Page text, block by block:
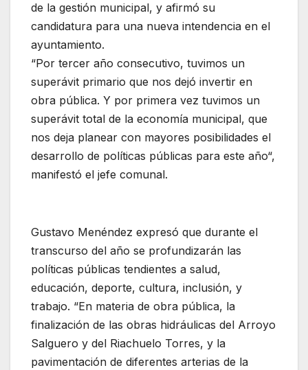
de la gestión municipal, y afirmó su
candidatura para una nueva intendencia en el
ayuntamiento.
“Por tercer año consecutivo, tuvimos un
superávit primario que nos dejó invertir en
obra pública. Y por primera vez tuvimos un
superávit total de la economía municipal, que
nos deja planear con mayores posibilidades el
desarrollo de políticas públicas para este año“,
manifestó el jefe comunal.
Gustavo Menéndez expresó que durante el
transcurso del año se profundizarán las
políticas públicas tendientes a salud,
educación, deporte, cultura, inclusión, y
trabajo. “En materia de obra pública, la
finalización de las obras hidráulicas del Arroyo
Salguero y del Riachuelo Torres, y la
pavimentación de diferentes arterias de la